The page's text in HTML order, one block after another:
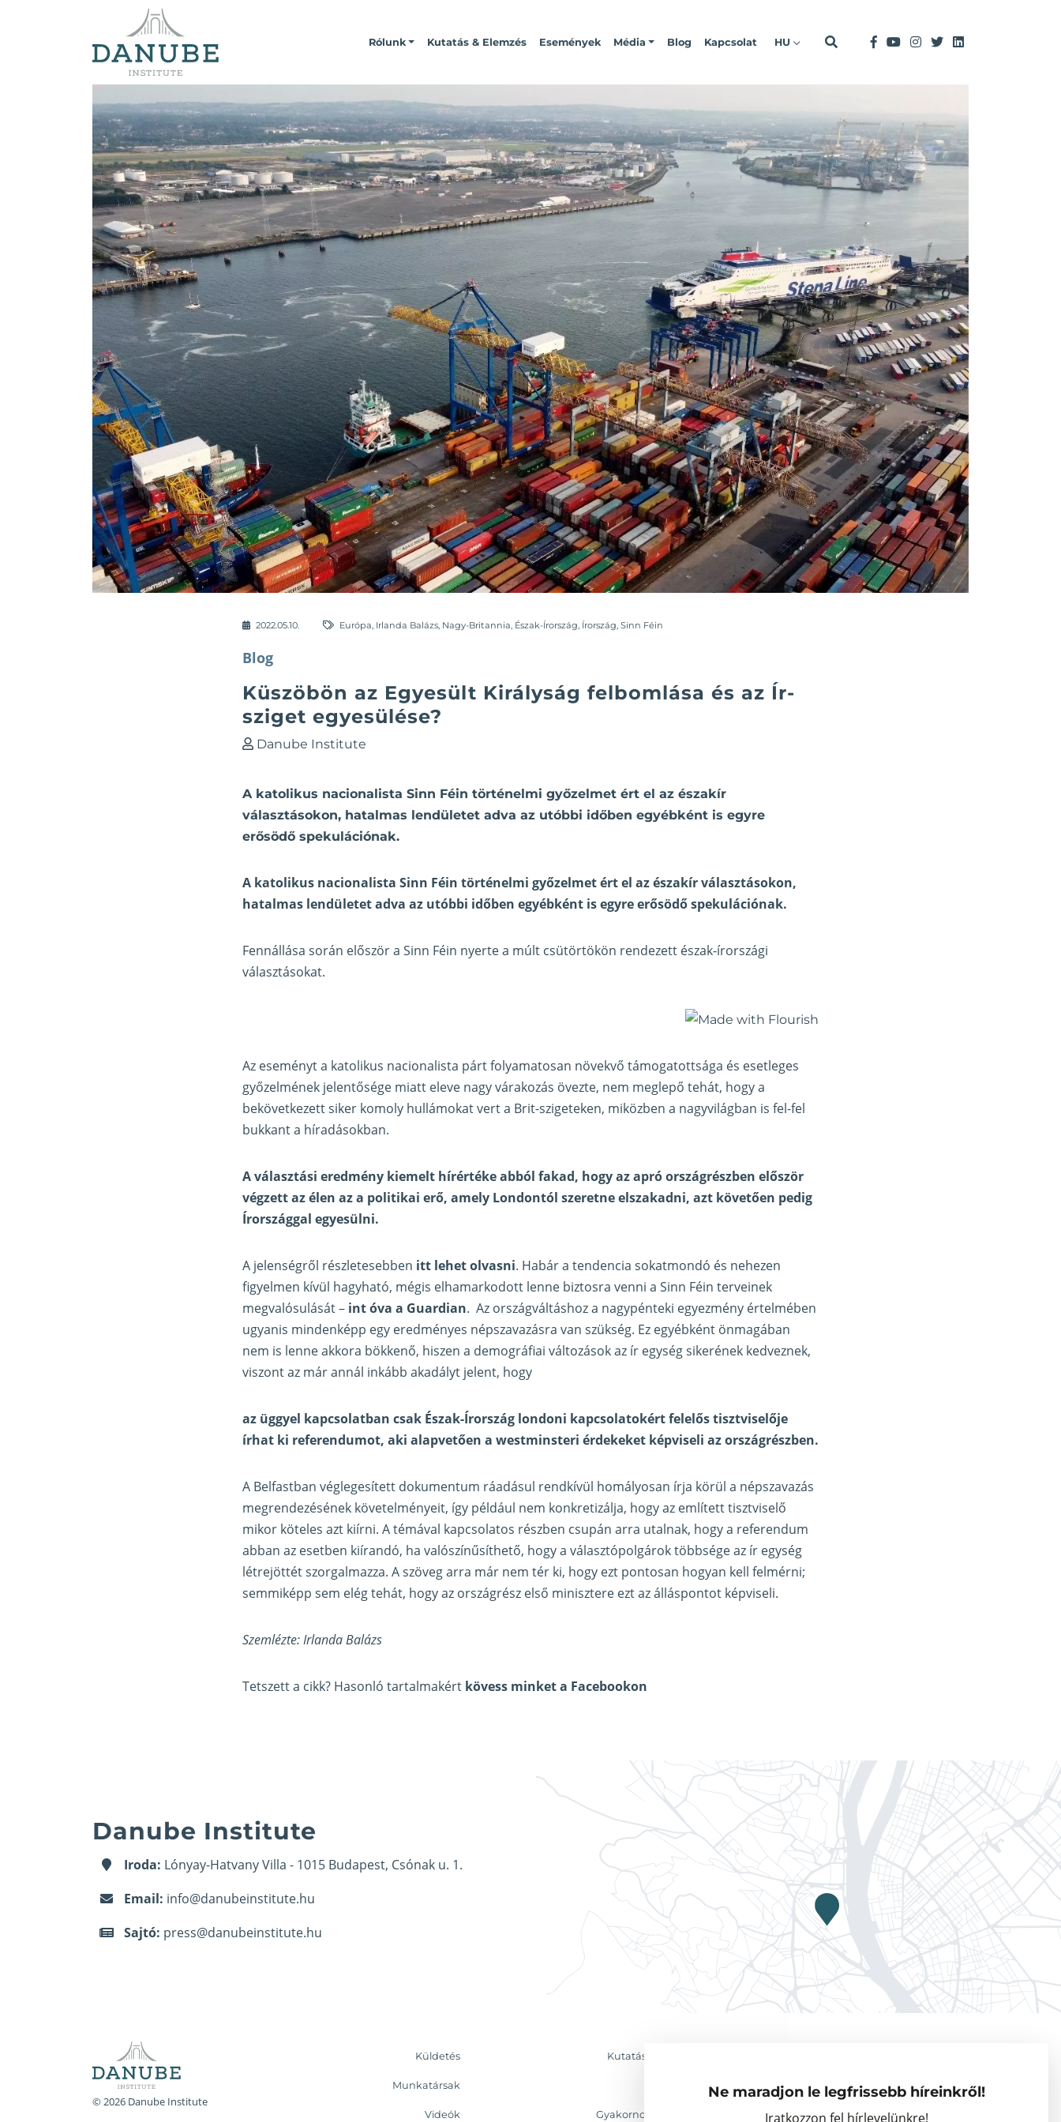
Ne maradjon le legfrissebb híreinkről!
Iratkozzon fel hírlevelünkre!
Rólunk Kutatás & Elemzés Események Média Blog Kapcsolat HU
2022.05.10. Európa Irlanda Balázs Nagy-Britannia Észak-Írország Írország Sinn Féin
Blog
Küszöbön az Egyesült Királyság felbomlása és az Ír-
sziget egyesülése?
Danube Institute
A katolikus nacionalista Sinn Féin történelmi győzelmet ért el az északír
választásokon, hatalmas lendületet adva az utóbbi időben egyébként is egyre
erősödő spekulációnak.
A katolikus nacionalista Sinn Féin történelmi győzelmet ért el az északír választásokon,
hatalmas lendületet adva az utóbbi időben egyébként is egyre erősödő spekulációnak.
Fennállása során először a Sinn Féin nyerte a múlt csütörtökön rendezett észak-írországi
választásokat.
Az eseményt a katolikus nacionalista párt folyamatosan növekvő támogatottsága és esetleges
győzelmének jelentősége miatt eleve nagy várakozás övezte, nem meglepő tehát, hogy a
bekövetkezett siker komoly hullámokat vert a Brit-szigeteken, miközben a nagyvilágban is fel-fel
bukkant a híradásokban.
A választási eredmény kiemelt hírértéke abból fakad, hogy az apró országrészben először
végzett az élen az a politikai erő, amely Londontól szeretne elszakadni, azt követően pedig
Írországgal egyesülni.
A jelenségről részletesebben itt lehet olvasni. Habár a tendencia sokatmondó és nehezen
figyelmen kívül hagyható, mégis elhamarkodott lenne biztosra venni a Sinn Féin terveinek
megvalósulását – int óva a Guardian. Az országváltáshoz a nagypénteki egyezmény értelmében
ugyanis mindenképp egy eredményes népszavazásra van szükség. Ez egyébként önmagában
nem is lenne akkora bökkenő, hiszen a demográfiai változások az ír egység sikerének kedveznek,
viszont az már annál inkább akadályt jelent, hogy
az üggyel kapcsolatban csak Észak-Írország londoni kapcsolatokért felelős tisztviselője
írhat ki referendumot, aki alapvetően a westminsteri érdekeket képviseli az országrészben.
A Belfastban véglegesített dokumentum ráadásul rendkívül homályosan írja körül a népszavazás
megrendezésének követelményeit, így például nem konkretizálja, hogy az említett tisztviselő
mikor köteles azt kiírni. A témával kapcsolatos részben csupán arra utalnak, hogy a referendum
abban az esetben kiírandó, ha valószínűsíthető, hogy a választópolgárok többsége az ír egység
létrejöttét szorgalmazza. A szöveg arra már nem tér ki, hogy ezt pontosan hogyan kell felmérni;
semmiképp sem elég tehát, hogy az országrész első minisztere ezt az álláspontot képviseli.
Szemlézte: Irlanda Balázs
Tetszett a cikk? Hasonló tartalmakért kövess minket a Facebookon
Danube Institute
Iroda: Lónyay-Hatvany Villa - 1015 Budapest, Csónak u. 1.
Email: info@danubeinstitute.hu
Sajtó: press@danubeinstitute.hu
© 2026 Danube Institute
Küldetés Kutatás & Elemzés
Munkatársak Vendégkutatók
Videók Gyakornoki program Partnerszervezetek